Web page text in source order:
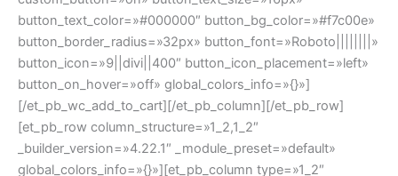
button_text_color=»#000000″ button_bg_color=»#f7c00e»
button_border_radius=»32px» button_font=»Roboto||||||||»
button_icon=»||divi||400″ button_icon_placement=»left»
button_on_hover=»off» global_colors_info=»{}»]
[/et_pb_wc_add_to_cart][/et_pb_column][/et_pb_row]
[et_pb_row column_structure=»1_2,1_2″
_builder_version=»4.22.1″ _module_preset=»default»
global_colors_info=»{}»][et_pb_column type=»1_2″